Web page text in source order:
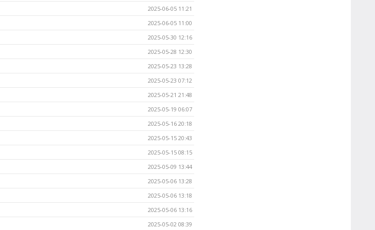
2025-06-05 11:21
2025-06-05 11:00
2025-05-30 12:16
2025-05-28 12:30
2025-05-23 13:28
2025-05-23 07:12
2025-05-21 21:48
2025-05-19 06:07
2025-05-16 20:18
2025-05-15 20:43
2025-05-15 08:15
2025-05-09 13:44
2025-05-06 13:28
2025-05-06 13:18
2025-05-06 13:16
2025-05-02 08:39